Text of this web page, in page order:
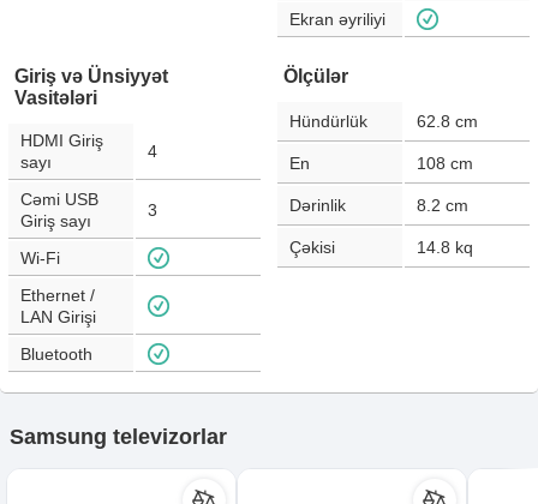
Ekran əyriliyi
Giriş və Ünsiyyət
Vasitələri
HDMI Giriş
sayı
4
Cəmi USB
Giriş sayı
3
Wi-Fi
Ethernet /
LAN Girişi
Bluetooth
Ölçülər
Hündürlük 62.8 cm
En 108 cm
Dərinlik 8.2 cm
Çəkisi 14.8 kq
Samsung televizorlar